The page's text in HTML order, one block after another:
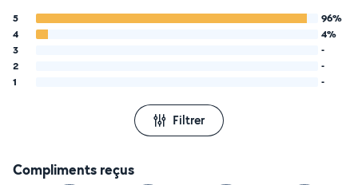
5
96%
4
4%
3
-
2
-
1
-
Filtrer
Compliments reçus